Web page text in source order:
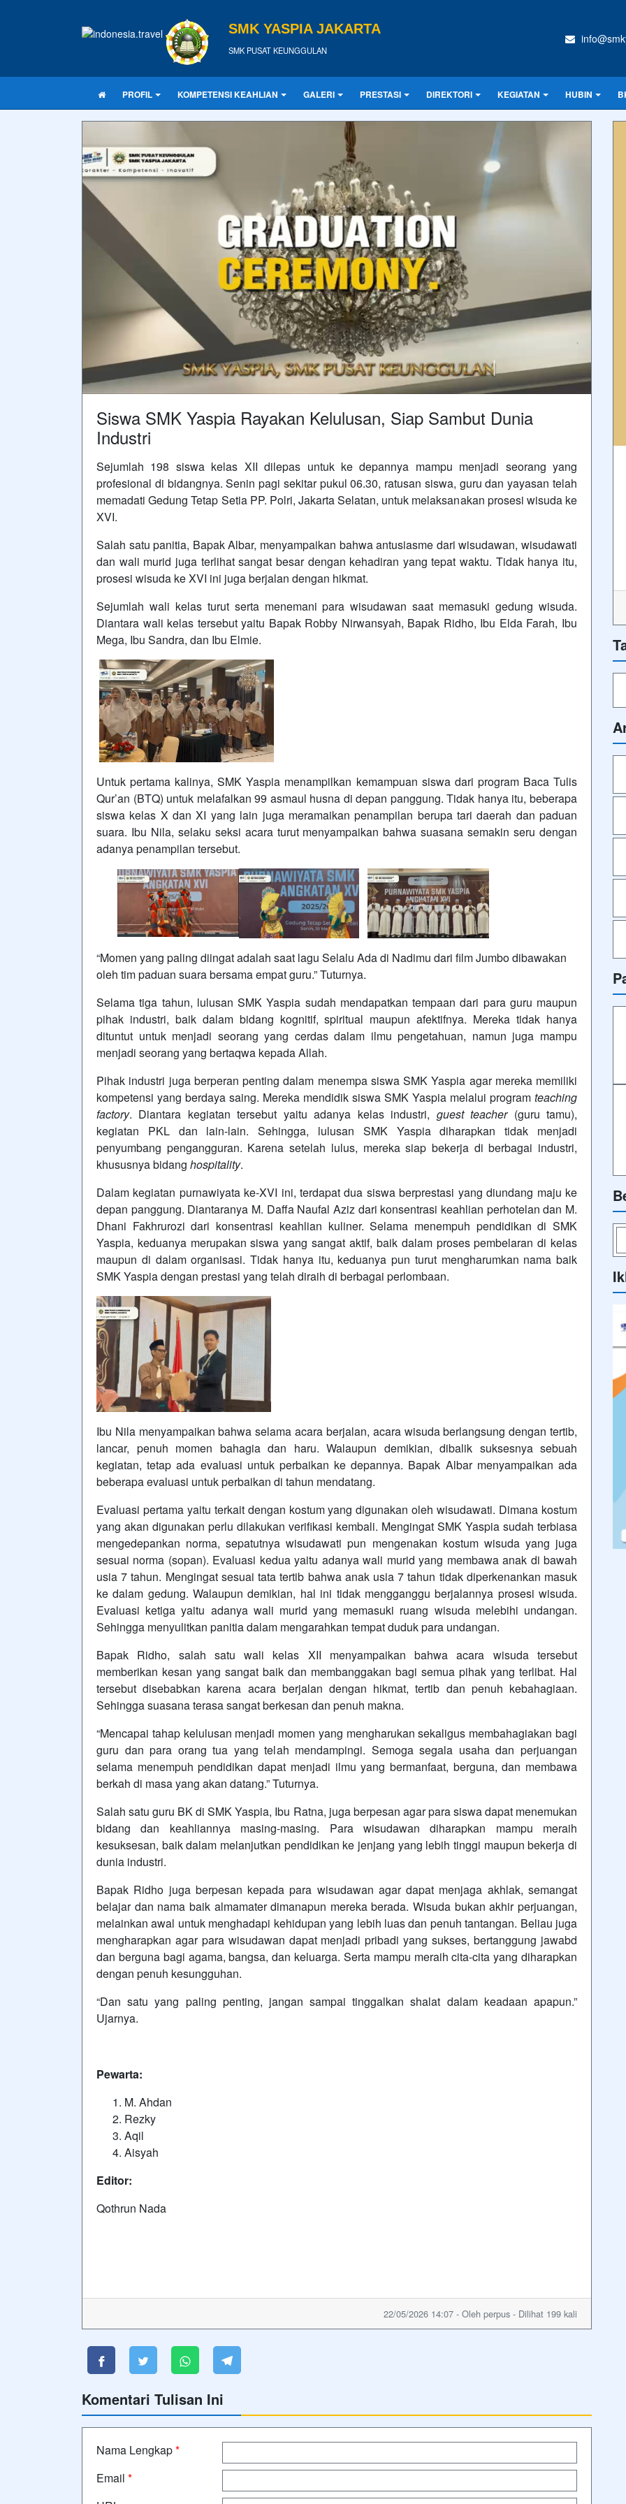
SMK YASPIA JAKARTA
SMK PUSAT KEUNGGULAN
PROFIL KOMPETENSI KEAHLIAN GALERI PRESTASI DIREKTORI KEGIATAN HUBIN
Siswa SMK Yaspia Rayakan Kelulusan, Siap Sambut Dunia
Industri
Sejumlah 198 siswa kelas XII dilepas untuk ke depannya mampu menjadi seorang yang
profesional di bidangnya. Senin pagi sekitar pukul 06.30, ratusan siswa, guru dan yayasan telah
memadati Gedung Tetap Setia PP. Polri, Jakarta Selatan, untuk melaksanakan prosesi wisuda ke
XVI.
Salah satu panitia, Bapak Albar, menyampaikan bahwa antusiasme dari wisudawan, wisudawati
dan wali murid juga terlihat sangat besar dengan kehadiran yang tepat waktu. Tidak hanya itu,
prosesi wisuda ke XVI ini juga berjalan dengan hikmat.
Sejumlah wali kelas turut serta menemani para wisudawan saat memasuki gedung wisuda.
Diantara wali kelas tersebut yaitu Bapak Robby Nirwansyah, Bapak Ridho, Ibu Elda Farah, Ibu
Mega, Ibu Sandra, dan Ibu Elmie.
Untuk pertama kalinya, SMK Yaspia menampilkan kemampuan siswa dari program Baca Tulis
Qur’an (BTQ) untuk melafalkan 99 asmaul husna di depan panggung. Tidak hanya itu, beberapa
siswa kelas X dan XI yang lain juga meramaikan penampilan berupa tari daerah dan paduan
suara. Ibu Nila, selaku seksi acara turut menyampaikan bahwa suasana semakin seru dengan
adanya penampilan tersebut.
“Momen yang paling diingat adalah saat lagu Selalu Ada di Nadimu dari film Jumbo dibawakan
oleh tim paduan suara bersama empat guru.” Tuturnya.
Selama tiga tahun, lulusan SMK Yaspia sudah mendapatkan tempaan dari para guru maupun
pihak industri, baik dalam bidang kognitif, spiritual maupun afektifnya. Mereka tidak hanya
dituntut untuk menjadi seorang yang cerdas dalam ilmu pengetahuan, namun juga mampu
menjadi seorang yang bertaqwa kepada Allah.
Pihak industri juga berperan penting dalam menempa siswa SMK Yaspia agar mereka memiliki
kompetensi yang berdaya saing. Mereka mendidik siswa SMK Yaspia melalui program teaching
factory. Diantara kegiatan tersebut yaitu adanya kelas industri, guest teacher(guru tamu),
kegiatan PKL dan lain-lain. Sehingga, lulusan SMK Yaspia diharapkan tidak menjadi
penyumbang pengangguran. Karena setelah lulus, mereka siap bekerja di berbagai industri,
khususnya bidang hospitality.
Dalam kegiatan purnawiyata ke-XVI ini, terdapat dua siswa berprestasi yang diundang maju ke
depan panggung. Diantaranya M. Daffa Naufal Aziz dari konsentrasi keahlian perhotelan dan M.
Dhani Fakhrurozi dari konsentrasi keahlian kuliner. Selama menempuh pendidikan di SMK
Yaspia, keduanya merupakan siswa yang sangat aktif, baik dalam proses pembelaran di kelas
maupun di dalam organisasi. Tidak hanya itu, keduanya pun turut mengharumkan nama baik
SMK Yaspia dengan prestasi yang telah diraih di berbagai perlombaan.
Ibu Nila menyampaikan bahwa selama acara berjalan, acara wisuda berlangsung dengan tertib,
lancar, penuh momen bahagia dan haru. Walaupun demikian, dibalik suksesnya sebuah
kegiatan, tetap ada evaluasi untuk perbaikan ke depannya. Bapak Albar menyampaikan ada
beberapa evaluasi untuk perbaikan di tahun mendatang.
Evaluasi pertama yaitu terkait dengan kostum yang digunakan oleh wisudawati. Dimana kostum
yang akan digunakan perlu dilakukan verifikasi kembali. Mengingat SMK Yaspia sudah terbiasa
mengedepankan norma, sepatutnya wisudawati pun mengenakan kostum wisuda yang juga
sesuai norma (sopan). Evaluasi kedua yaitu adanya wali murid yang membawa anak di bawah
usia 7 tahun. Mengingat sesuai tata tertib bahwa anak usia 7 tahun tidak diperkenankan masuk
ke dalam gedung. Walaupun demikian, hal ini tidak mengganggu berjalannya prosesi wisuda.
Evaluasi ketiga yaitu adanya wali murid yang memasuki ruang wisuda melebihi undangan.
Sehingga menyulitkan panitia dalam mengarahkan tempat duduk para undangan.
Bapak Ridho, salah satu wali kelas XII menyampaikan bahwa acara wisuda tersebut
memberikan kesan yang sangat baik dan membanggakan bagi semua pihak yang terlibat. Hal
tersebut disebabkan karena acara berjalan dengan hikmat, tertib dan penuh kebahagiaan.
Sehingga suasana terasa sangat berkesan dan penuh makna.
“Mencapai tahap kelulusan menjadi momen yang mengharukan sekaligus membahagiakan bagi
guru dan para orang tua yang telah mendampingi. Semoga segala usaha dan perjuangan
selama menempuh pendidikan dapat menjadi ilmu yang bermanfaat, berguna, dan membawa
berkah di masa yang akan datang.” Tuturnya.
Salah satu guru BK di SMK Yaspia, Ibu Ratna, juga berpesan agar para siswa dapat menemukan
bidang dan keahliannya masing-masing. Para wisudawan diharapkan mampu meraih
kesuksesan, baik dalam melanjutkan pendidikan ke jenjang yang lebih tinggi maupun bekerja di
dunia industri.
Bapak Ridho juga berpesan kepada para wisudawan agar dapat menjaga akhlak, semangat
belajar dan nama baik almamater dimanapun mereka berada. Wisuda bukan akhir perjuangan,
melainkan awal untuk menghadapi kehidupan yang lebih luas dan penuh tantangan. Beliau juga
mengharapkan agar para wisudawan dapat menjadi pribadi yang sukses, bertanggung jawabd
dan berguna bagi agama, bangsa, dan keluarga. Serta mampu meraih cita-cita yang diharapkan
dengan penuh kesungguhan.
“Dan satu yang paling penting, jangan sampai tinggalkan shalat dalam keadaan apapun.”
Ujarnya.
Pewarta:
M. Ahdan
Rezky
Aqil
Aisyah
Editor:
Qothrun Nada
22/05/2026 14:07 - Oleh perpus - Dilihat 199 kali
Komentari Tulisan Ini
Nama Lengkap*
Email *